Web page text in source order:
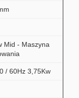
Mid - Maszyna
/ 60Hz 3,75Kw